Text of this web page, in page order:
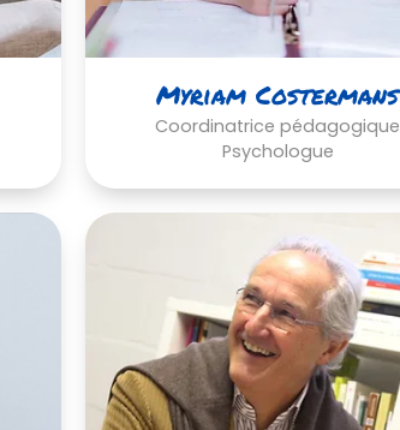
Myriam Costermans
Coordinatrice pédagogique
Psychologue